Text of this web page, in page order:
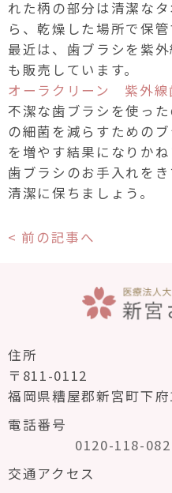
れた柄の部分は清潔な
ら、乾燥した場所で保
最近は、歯ブラシを紫
も販売しています。
オーラクリーン 紫外線
不潔な歯ブラシを使っ
の細菌を減らすための
を増やす結果になりかね
歯ブラシのお手入れを
清潔に保ちましょう。
< 前の記事へ
住所
〒811-0112
福岡県糟屋郡新宮町下
電話番号
0120-118-082
交通アクセス